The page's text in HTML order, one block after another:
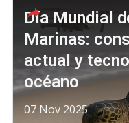
Día Mundial
Marinas:
actual y
océano
07 Nov 2025